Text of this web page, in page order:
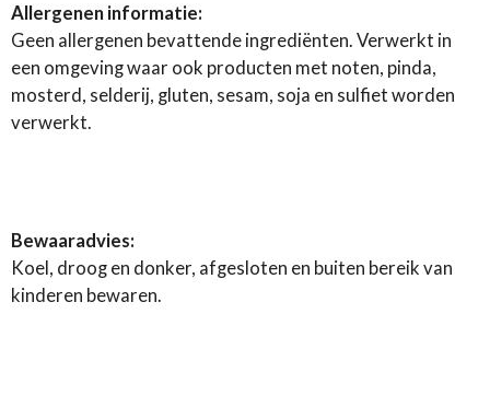
Allergenen informatie:
Geen allergenen bevattende ingrediënten. Verwerkt in
een omgeving waar ook producten met noten, pinda,
mosterd, selderij, gluten, sesam, soja en sulfiet worden
verwerkt.
Bewaaradvies:
Koel, droog en donker, afgesloten en buiten bereik van
kinderen bewaren.